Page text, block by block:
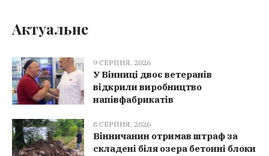
Актуальне
9 СЕРПНЯ, 2026
У Вінниці двоє ветеранів
відкрили виробництво
напівфабрикатів
8 СЕРПНЯ, 2026
Вінничанин отримав штраф за
складені біля озера бетонні блоки